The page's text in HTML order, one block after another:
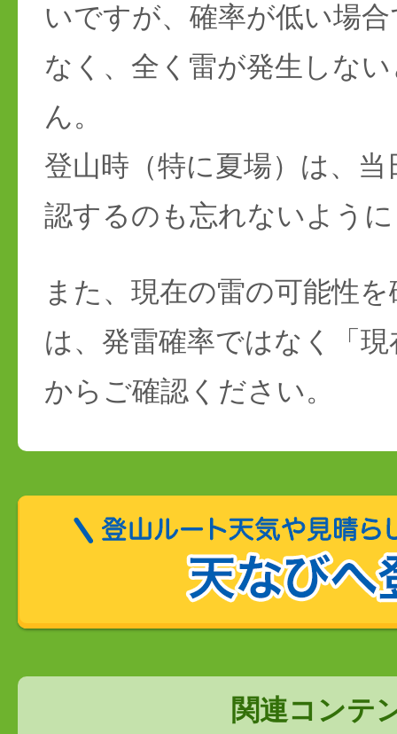
いですが、確率が低い場
なく、全く雷が発生しな
ん。
登山時（特に夏場）は、
認するのも忘れないよう
また、現在の雷の可能性
は、発雷確率ではなく「
からご確認ください。
関連コンテ